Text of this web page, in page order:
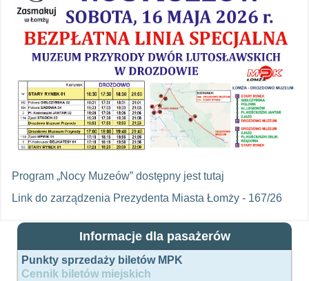
Program „Nocy Muzeów” dostępny jest tutaj
Link do zarządzenia Prezydenta Miasta Łomży - 167/26
Informacje dla pasażerów
Punkty sprzedaży biletów MPK
Cennik biletów miejskich